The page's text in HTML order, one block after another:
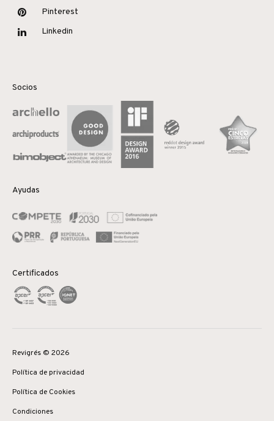
Pinterest
Linkedin
Socios
Ayudas
Certificados
Revigrés © 2026
Política de privacidad
Política de Cookies
Condiciones